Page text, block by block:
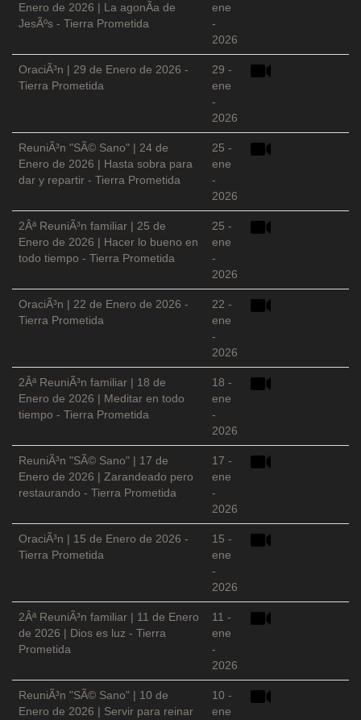
Enero de 2026 | La agonÃ­a de
JesÃºs - Tierra Prometida
ene
-
2026
OraciÃ³n | 29 de Enero de 2026 -
Tierra Prometida
29 -
ene
-
2026
ReuniÃ³n "SÃ© Sano" | 24 de
Enero de 2026 | Hasta sobra para
dar y repartir - Tierra Prometida
25 -
ene
-
2026
2Âª ReuniÃ³n familiar | 25 de
Enero de 2026 | Hacer lo bueno en
todo tiempo - Tierra Prometida
25 -
ene
-
2026
OraciÃ³n | 22 de Enero de 2026 -
Tierra Prometida
22 -
ene
-
2026
2Âª ReuniÃ³n familiar | 18 de
Enero de 2026 | Meditar en todo
tiempo - Tierra Prometida
18 -
ene
-
2026
ReuniÃ³n "SÃ© Sano" | 17 de
Enero de 2026 | Zarandeado pero
restaurando - Tierra Prometida
17 -
ene
-
2026
OraciÃ³n | 15 de Enero de 2026 -
Tierra Prometida
15 -
ene
-
2026
2Âª ReuniÃ³n familiar | 11 de Enero
de 2026 | Dios es luz - Tierra
Prometida
11 -
ene
-
2026
ReuniÃ³n "SÃ© Sano" | 10 de
Enero de 2026 | Servir para reinar
10 -
ene